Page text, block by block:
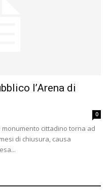
l’Arena di
0
monumento cittadino torna ad
di chiusura, causa